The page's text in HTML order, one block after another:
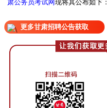
肃公务员考试网现将其公布如下：
更多甘肃招聘公告获取